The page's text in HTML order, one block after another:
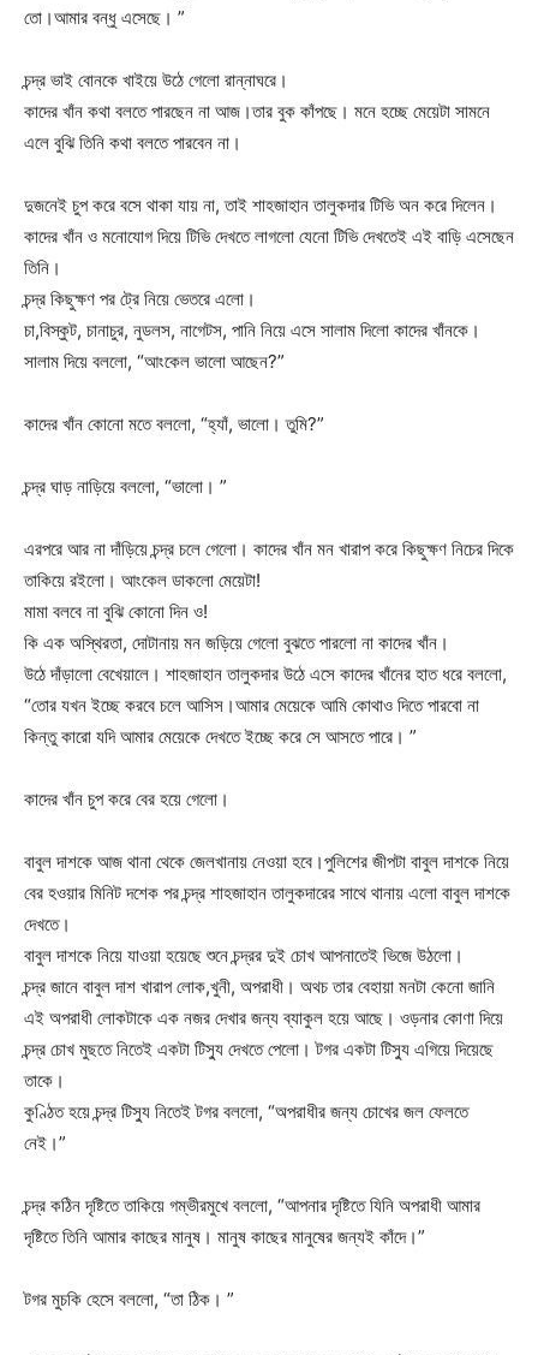
তো।আমার বন্ধু এসেছে। ”
চন্দ্র ভাই বোনকে খাইয়ে উঠে গেলো রান্নাঘরে।
কাদের খাঁন কথা বলতে পারছেন না আজ।তার বুক কাঁপছে। মনে হচ্ছে মেয়েটা সামনে
এলে বুঝি তিনি কথা বলতে পারবেন না।
দুজনেই চুপ করে বসে থাকা যায় না, তাই শাহজাহান তালুকদার টিভি অন করে দিলেন।
কাদের খাঁন ও মনোযোগ দিয়ে টিভি দেখতে লাগলো যেনো টিভি দেখতেই এই বাড়ি এসেছেন
তিনি।
চন্দ্র কিছুক্ষণ পর ট্রে নিয়ে ভেতরে এলো।
চা,বিস্কুট, চানাচুর, নুডলস, নাগেটস, পানি নিয়ে এসে সালাম দিলো কাদের খাঁনকে।
সালাম দিয়ে বললো, “আংকেল ভালো আছেন?”
কাদের খাঁন কোনো মতে বললো, “হ্যাঁ, ভালো। তুমি?”
চন্দ্র ঘাড় নাড়িয়ে বললো, “ভালো। ”
এরপরে আর না দাঁড়িয়ে চন্দ্র চলে গেলো। কাদের খাঁন মন খারাপ করে কিছুক্ষণ নিচের দিকে
তাকিয়ে রইলো। আংকেল ডাকলো মেয়েটা!
মামা বলবে না বুঝি কোনো দিন ও!
কি এক অস্থিরতা, দোটানায় মন জড়িয়ে গেলো বুঝতে পারলো না কাদের খাঁন।
উঠে দাঁড়ালো বেখেয়ালে। শাহজাহান তালুকদার উঠে এসে কাদের খাঁনের হাত ধরে বললো,
“তোর যখন ইচ্ছে করবে চলে আসিস।আমার মেয়েকে আমি কোথাও দিতে পারবো না
কিন্তু কারো যদি আমার মেয়েকে দেখতে ইচ্ছে করে সে আসতে পারে। ”
কাদের খাঁন চুপ করে বের হয়ে গেলো।
বাবুল দাশকে আজ থানা থেকে জেলখানায় নেওয়া হবে।পুলিশের জীপটা বাবুল দাশকে নিয়ে
বের হওয়ার মিনিট দশেক পর চন্দ্র শাহজাহান তালুকদারের সাথে থানায় এলো বাবুল দাশকে
দেখতে।
বাবুল দাশকে নিয়ে যাওয়া হয়েছে শুনে চন্দ্রর দুই চোখ আপনাতেই ভিজে উঠলো।
চন্দ্র জানে বাবুল দাশ খারাপ লোক,খুনী, অপরাধী। অথচ তার বেহায়া মনটা কেনো জানি
এই অপরাধী লোকটাকে এক নজর দেখার জন্য ব্যাকুল হয়ে আছে। ওড়নার কোণা দিয়ে
চন্দ্র চোখ মুছতে নিতেই একটা টিস্যু দেখতে পেলো। টগর একটা টিস্যু এগিয়ে দিয়েছে
তাকে।
কুণ্ঠিত হয়ে চন্দ্র টিস্যু নিতেই টগর বললো, “অপরাধীর জন্য চোখের জল ফেলতে
নেই।”
চন্দ্র কঠিন দৃষ্টিতে তাকিয়ে গম্ভীরমুখে বললো, “আপনার দৃষ্টিতে যিনি অপরাধী আমার
দৃষ্টিতে তিনি আমার কাছের মানুষ। মানুষ কাছের মানুষের জন্যই কাঁদে।”
টগর মুচকি হেসে বললো, “তা ঠিক। ”